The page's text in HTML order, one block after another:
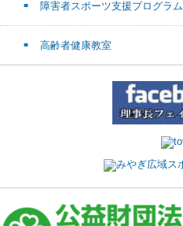
障害者スポーツ支援プログラム
高齢者健康教室